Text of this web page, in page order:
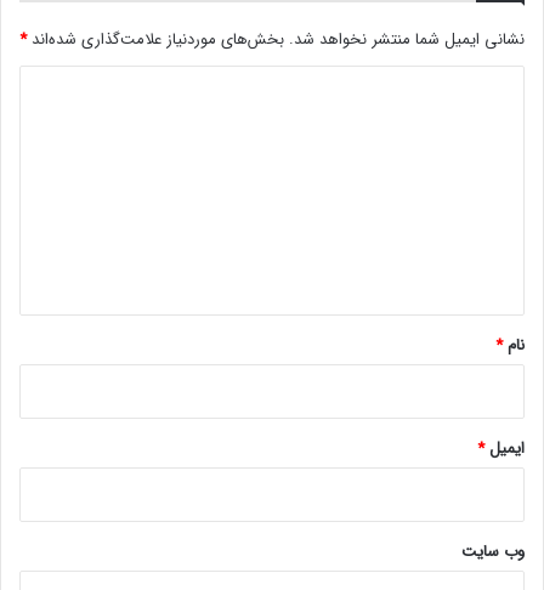
ا
س
نشانی ایمیل شما منتشر نخواهد شد. بخش‌های موردنیاز علامت‌گذاری شده‌اند*
نام*
ایمیل*
وب‌ سایت